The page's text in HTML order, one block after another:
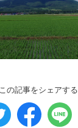
この記事をシェアする